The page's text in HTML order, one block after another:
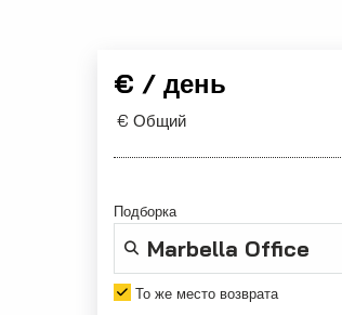
€ / день
€ Общий
Подборка
То же место возврата